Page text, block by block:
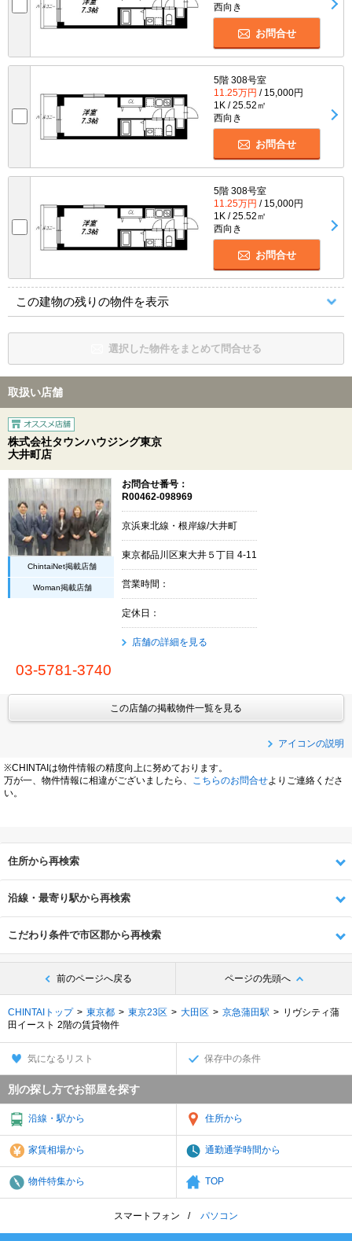
西向き
お問合せ
5階 308号室
11.25万円 / 15,000円
1K / 25.52㎡
西向き
お問合せ
5階 308号室
11.25万円 / 15,000円
1K / 25.52㎡
西向き
お問合せ
この建物の残りの物件を表示
選択した物件をまとめて問合せる
取扱い店舗
株式会社タウンハウジング東京
大井町店
ChintaiNet掲載店舗
Woman掲載店舗
お問合せ番号：
R00462-098969
京浜東北線・根岸線/大井町
東京都品川区東大井５丁目 4-11
営業時間：
定休日：
店舗の詳細を見る
03-5781-3740
この店舗の掲載物件一覧を見る
アイコンの説明
※CHINTAIは物件情報の精度向上に努めております。
万が一、物件情報に相違がございましたら、
こちらのお問合せよりご連絡くださ
い。
住所から再検索
沿線・最寄り駅から再検索
こだわり条件で市区郡から再検索
前のページへ戻る ページの先頭へ
CHINTAIトップ 東京都 東京23区 大田区 京急蒲田駅
リヴシティ蒲
田イースト 2階の賃貸物件
気になるリスト 保存中の条件
別の探し方でお部屋を探す
沿線・駅から 住所から
家賃相場から 通勤通学時間から
物件特集から TOP
スマートフォン パソコン